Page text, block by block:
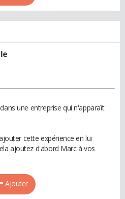
une entreprise qui n'apparaît
cette expérience en lui
ajoutez d'abord Marc à vos
Ajouter